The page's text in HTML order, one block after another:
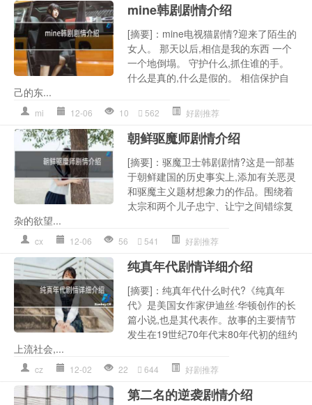
mine韩剧剧情介绍
[摘要]：mine电视猫剧情?迎来了陌生的
女人。 那天以后,相信是我的东西 一个
一个地倒塌。 守护什么,抓住谁的手。
什么是真的,什么是假的。 相信保护自
己的东...
mi 12-06 10 562 好剧推荐
朝鲜驱魔师剧情介绍
[摘要]：驱魔卫士韩剧剧情?这是一部基
于朝鲜建国的历史事实上,添加有关恶灵
和驱魔主义题材想象力的作品。围绕着
太宗和两个儿子忠宁、让宁之间错综复
杂的欲望...
cx 12-06 56 541 好剧推荐
纯真年代剧情详细介绍
[摘要]：纯真年代什么时代?《纯真年
代》是美国女作家伊迪丝·华顿创作的长
篇小说,也是其代表作。故事的主要情节
发生在19世纪70年代末80年代初的纽约
上流社会,...
cz 12-02 22 644 好剧推荐
第二名的逆袭剧情介绍